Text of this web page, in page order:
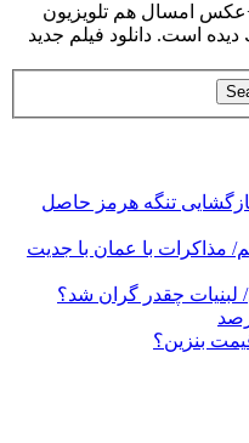
امسال هم تلویزیون
دیده است. دانلود فیلم جدید
تنگه هرمز حاصل
مذاکرات با عمان با جدیت
بنزین؟